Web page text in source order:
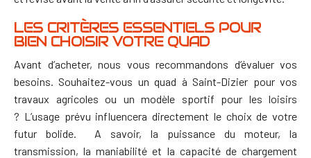
LES CRITÈRES ESSENTIELS POUR
BIEN CHOISIR VOTRE QUAD
Avant d’acheter, nous vous recommandons d’évaluer vos
besoins. Souhaitez-vous un quad à Saint-Dizier pour vos
travaux agricoles ou un modèle sportif pour les loisirs
? L’usage prévu influencera directement le choix de votre
futur bolide.
A savoir, la puissance du moteur, la
transmission, la maniabilité et la capacité de chargement